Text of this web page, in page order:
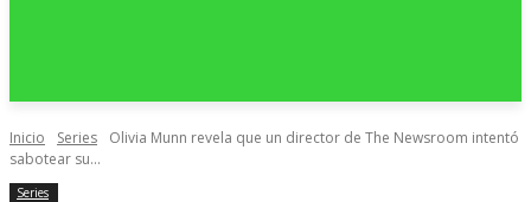
Inicio Series
Olivia Munn revela que un director de The Newsroom intentó
sabotear su...
Series